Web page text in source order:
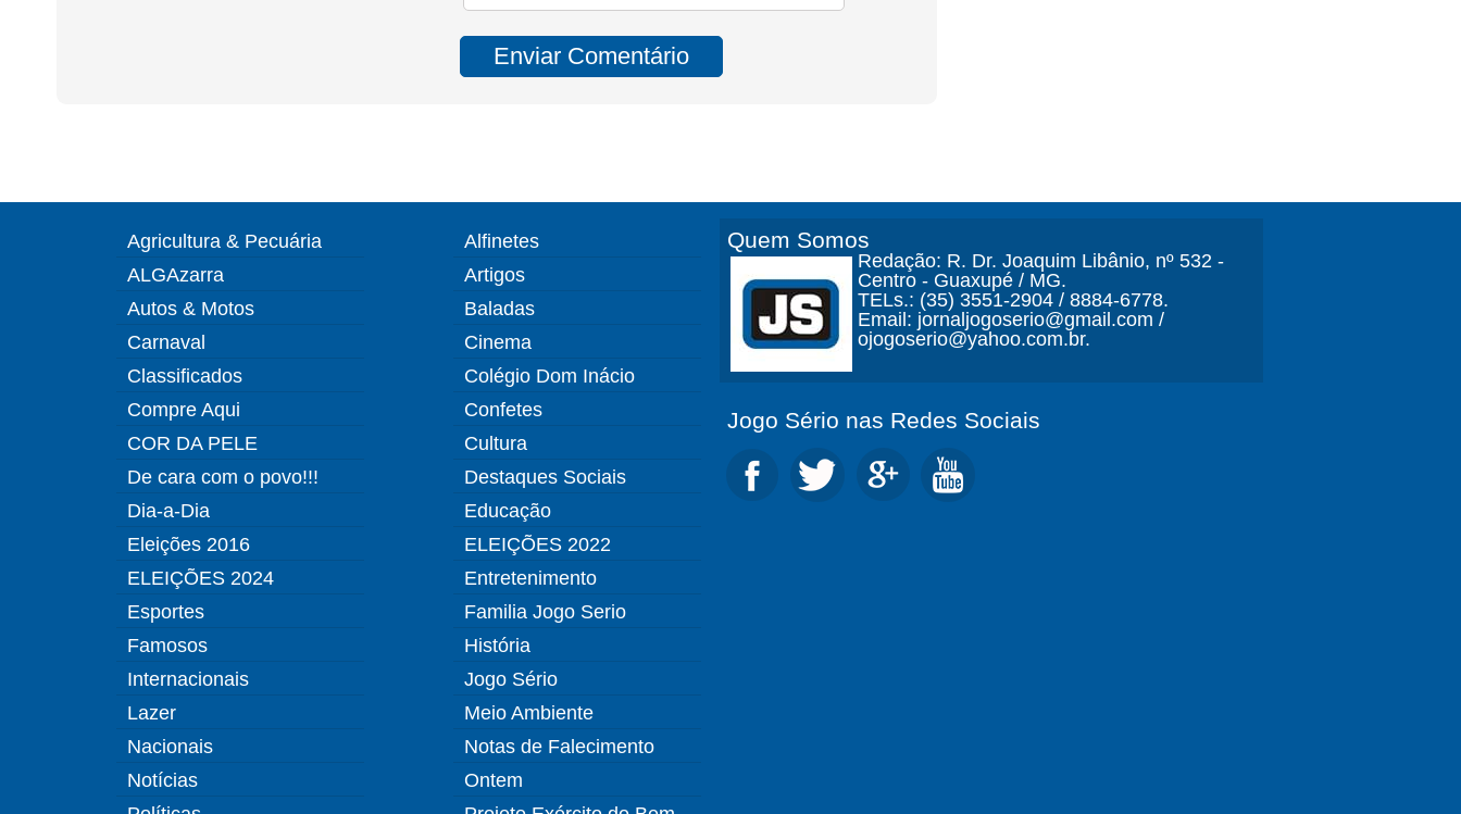
Agricultura & Pecuária
ALGAzarra
Autos & Motos
Carnaval
Classificados
Compre Aqui
COR DA PELE
De cara com o povo!!!
Dia-a-Dia
Eleições 2016
ELEIÇÕES 2024
Esportes
Famosos
Internacionais
Lazer
Nacionais
Notícias
Alfinetes
Artigos
Baladas
Cinema
Colégio Dom Inácio
Confetes
Cultura
Destaques Sociais
Educação
ELEIÇÕES 2022
Entretenimento
Familia Jogo Serio
História
Jogo Sério
Meio Ambiente
Notas de Falecimento
Ontem
Quem Somos
Redação: R. Dr. Joaquim Libânio, nº 532 -
Centro - Guaxupé / MG.
TELs.: (35) 3551-2904 / 8884-6778.
Email: jornaljogoserio@gmail.com /
ojogoserio@yahoo.com.br.
Jogo Sério nas Redes Sociais